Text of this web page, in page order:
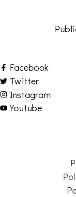
Facebook
Twitter
Instagram
Youtube